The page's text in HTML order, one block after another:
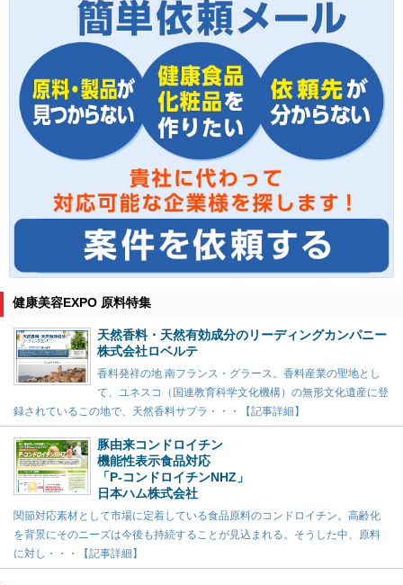
健康美容EXPO 原料特集
天然香料・天然有効成分のリーディングカンパニー
株式会社ロベルテ
香料発祥の地 南フランス・グラース。香料産業の聖地とし
て、ユネスコ（国連教育科学文化機構）の無形文化遺産に登
録されているこの地で、天然香料サプラ・・・【記事詳細】
豚由来コンドロイチン
機能性表示食品対応
「P-コンドロイチンNHZ」
日本ハム株式会社
関節対応素材として市場に定着している食品原料のコンドロイチン。高齢化
を背景にそのニーズは今後も持続することが見込まれる。そうした中、原料
に対し・・・【記事詳細】